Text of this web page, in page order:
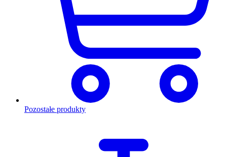
Pozostałe produkty